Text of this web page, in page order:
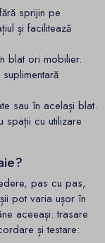
sprijin pe
și facilitează
blat ori mobilier.
sau în același blat.
spații cu utilizare
pas cu pas,
pot varia ușor în
aceeași: trasare
și testare: